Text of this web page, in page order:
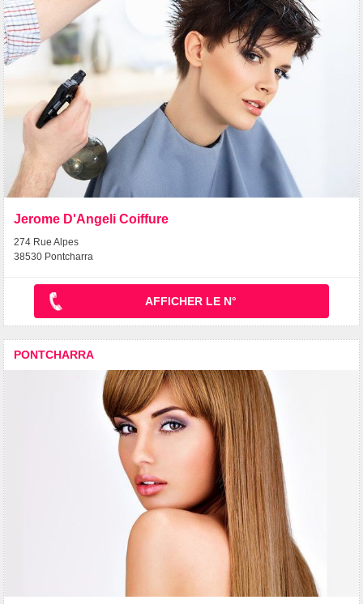
Jerome D'Angeli Coiffure
274 Rue Alpes
38530 Pontcharra
AFFICHER LE N°
PONTCHARRA